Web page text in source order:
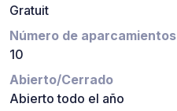
Gratuit
Número de aparcamientos
10
Abierto/Cerrado
Abierto todo el año